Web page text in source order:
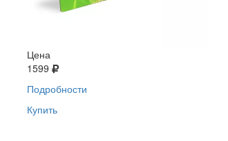
Цена
1599
Подробности
Купить